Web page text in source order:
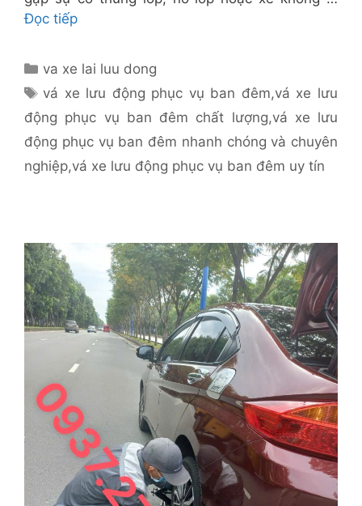
Đọc tiếp
Danh
mục
va xe lai luu dong
Thẻ
vá xe lưu động phục vụ ban đêm,vá xe lưu
động phục vụ ban đêm chất lượng,vá xe lưu
động phục vụ ban đêm nhanh chóng và chuyên
nghiệp,vá xe lưu động phục vụ ban đêm uy tín